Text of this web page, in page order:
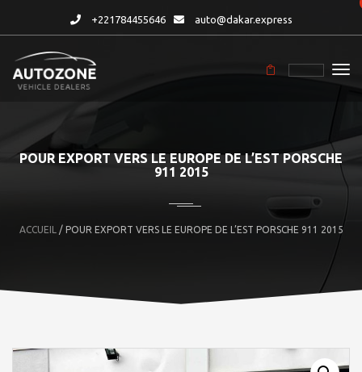
+221784455646 auto@dakar.express
POUR EXPORT VERS LE EUROPE DE L’EST PORSCHE
911 2015
ACCUEIL / POUR EXPORT VERS LE EUROPE DE L’EST PORSCHE 911 2015